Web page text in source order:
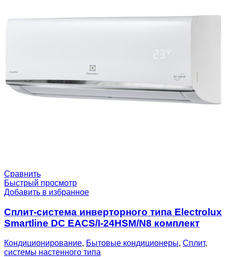
Сравнить
Быстрый просмотр
Добавить в избранное
Сплит-система инверторного типа Electrolux
Smartline DC EACS/I-24HSM/N8 комплект
Кондиционирование, Бытовые кондиционеры, Сплит,
системы настенного типа